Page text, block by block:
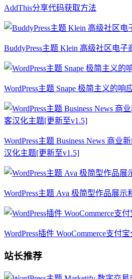
AddThis分享代码获取方法
BuddyPress主题 Klein 高级社区电
WordPress主题 Snape 极简主义的响
WordPress主题 Business News 商业
汉化主题[更新至v1.5]
WordPress主题 Ava 极简型作品展示
WordPress插件 WooCommerce支付
站长推荐